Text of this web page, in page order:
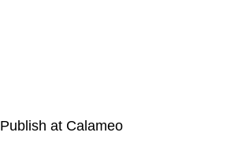
Publish at Calameo